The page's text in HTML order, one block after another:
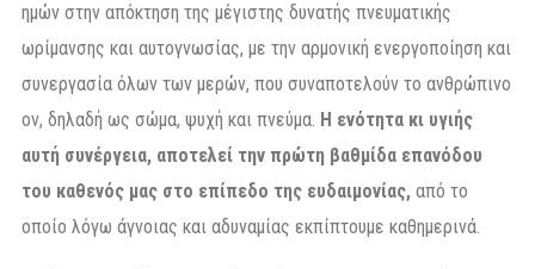
ημών στην απόκτηση της μέγιστης δυνατής πνευματικής
ωρίμανσης και αυτογνωσίας, με την αρμονική ενεργοποίηση και
συνεργασία όλων των μερών, που συναποτελούν το ανθρώπινο
ον, δηλαδή ως σώμα, ψυχή και πνεύμα. Η ενότητα κι υγιής
αυτή συνέργεια, αποτελεί την πρώτη βαθμίδα επανόδου
του καθενός μας στο επίπεδο της ευδαιμονίας, από το
οποίο λόγω άγνοιας και αδυναμίας εκπίπτουμε καθημερινά.